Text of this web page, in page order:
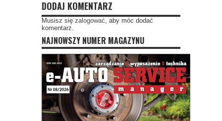
DODAJ KOMENTARZ
Musisz się zalogować, aby móc dodać
komentarz.
NAJNOWSZY NUMER MAGAZYNU